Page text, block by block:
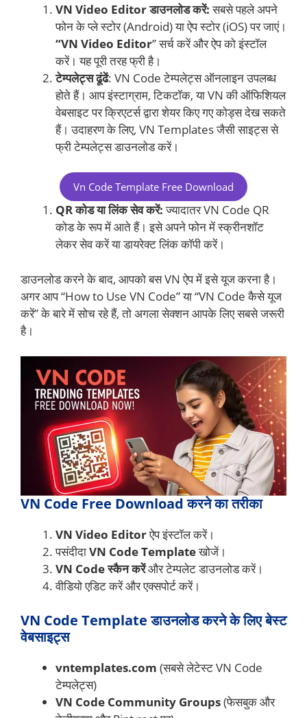
VN Video Editor डाउनलोड करें:सबसे पहले अपने
फोन के प्ले स्टोर (Android) या ऐप स्टोर (iOS) पर जाएं।
“VN Video Editor” सर्च करें और ऐप को इंस्टॉल
करें। यह पूरी तरह फ्री है।
टेम्पलेट्स ढूंढें: VN Code टेम्पलेट्स ऑनलाइन उपलब्ध
होते हैं। आप इंस्टाग्राम, टिकटॉक, या VN की ऑफिशियल
वेबसाइट पर क्रिएटर्स द्वारा शेयर किए गए कोड्स देख सकते
हैं। उदाहरण के लिए, VN Templates जैसी साइट्स से
फ्री टेम्पलेट्स डाउनलोड करें।
Vn Code Template Free Download
QR कोड या लिंक सेव करें:ज्यादातर VN Code QR
कोड के रूप में आते हैं। इसे अपने फोन में स्क्रीनशॉट
लेकर सेव करें या डायरेक्ट लिंक कॉपी करें।
डाउनलोड करने के बाद, आपको बस VN ऐप में इसे यूज करना है।
अगर आप “How to Use VN Code” या “VN Code कैसे यूज
करें” के बारे में सोच रहे हैं, तो अगला सेक्शन आपके लिए सबसे जरूरी
है।
VN Code Free Download करने का तरीका
VN Video Editorऐप इंस्टॉल करें।
पसंदीदाVN Code Templateखोजें।
VN Code स्कैन करेंऔर टेम्पलेट डाउनलोड करें।
वीडियो एडिट करें और एक्सपोर्ट करें।
VN Code Template डाउनलोड करने के लिए बेस्ट
वेबसाइट्स
vntemplates.com (सबसे लेटेस्ट VN Code
टेम्पलेट्स)
VN Code Community Groups(फेसबुक और